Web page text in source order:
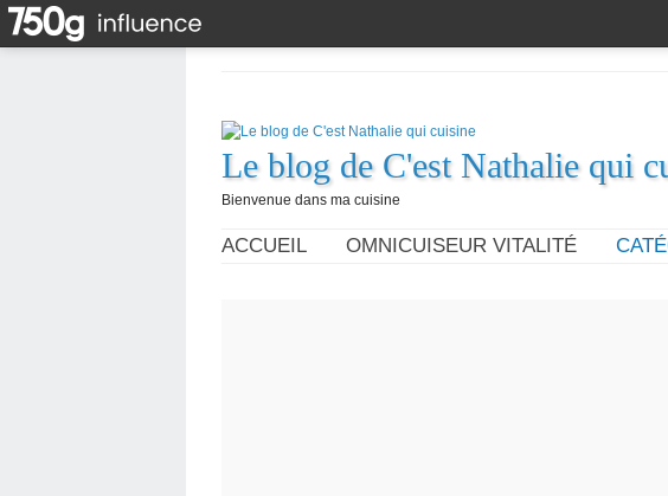
Le blog de C'est Nathalie qui
Bienvenue dans ma cuisine
ACCUEIL OMNICUISEUR VITALITÉ